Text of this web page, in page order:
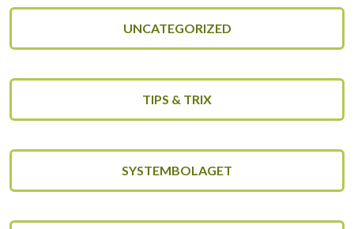
UNCATEGORIZED
TIPS & TRIX
SYSTEMBOLAGET